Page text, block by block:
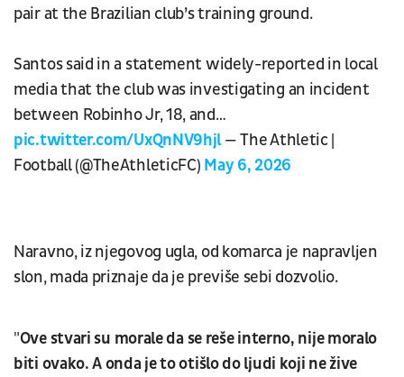
pair at the Brazilian club’s training ground.
Santos said in a statement widely-reported in local
media that the club was investigating an incident
between Robinho Jr, 18, and…
pic.twitter.com/UxQnNV9hjl— The Athletic |
Football (@TheAthleticFC) May 6, 2026
Naravno, iz njegovog ugla, od komarca je napravljen
slon, mada priznaje da je previše sebi dozvolio.
"Ove stvari su morale da se reše interno, nije moralo
biti ovako. A onda je to otišlo do ljudi koji ne žive